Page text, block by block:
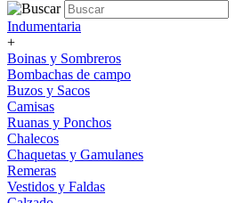
Indumentaria
+
Boinas y Sombreros
Bombachas de campo
Buzos y Sacos
Camisas
Ruanas y Ponchos
Chalecos
Chaquetas y Gamulanes
Remeras
Vestidos y Faldas